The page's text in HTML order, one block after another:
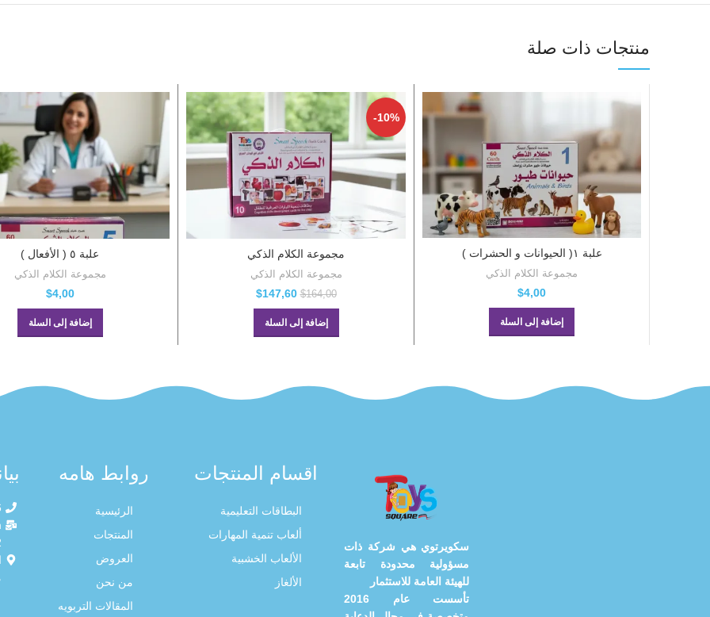
منتجات ذات صلة
علبة ١( الحيوانات و الحشرات )
مجموعة الكلام الذكي
$4,00
إضافة إلى السلة
-10%
مجموعة الكلام الذكي
مجموعة الكلام الذكي
$164,00
$147,60
إضافة إلى السلة
علبة ٥ ( الأفعال )
مجموعة الكلام الذكي
$4,00
إضافة إلى السلة
سكويرتوي هي شركة ذات
مسؤولية محدودة تابعة
للهيئة العامة للاستثمار
تأسست عام 2016
اقسام المنتجات
البطاقات التعليمية
ألعاب تنمية المهارات
الألعاب الخشبية
الألغاز
روابط هامه
الرئيسية
المنتجات
العروض
من نحن
المقالات التربويه